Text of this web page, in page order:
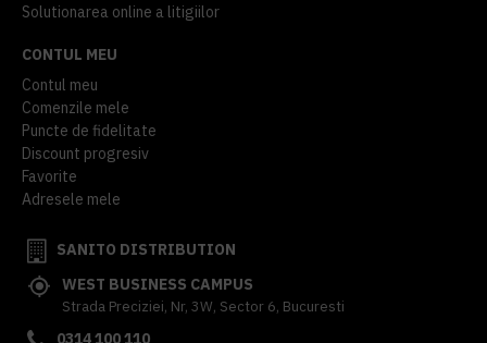
Solutionarea online a litigiilor
CONTUL MEU
Contul meu
Comenzile mele
Puncte de fidelitate
Discount progresiv
Favorite
Adresele mele
SANITO DISTRIBUTION
WEST BUSINESS CAMPUS
Strada Preciziei, Nr, 3W, Sector 6, Bucuresti
0314 100 110